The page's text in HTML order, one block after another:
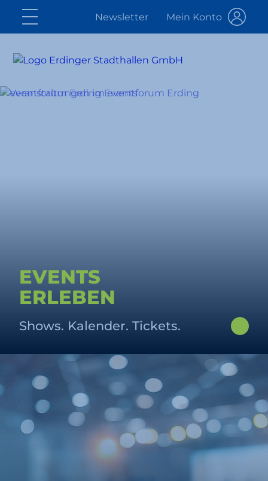
Newsletter Mein Konto
EVENTS
ERLEBEN
Shows. Kalender. Tickets.